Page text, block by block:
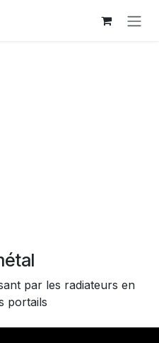
par les radiateurs en
portails